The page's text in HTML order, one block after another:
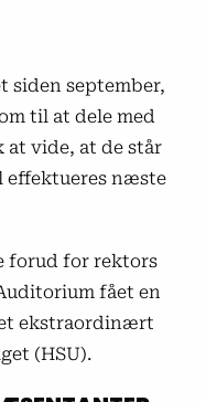
siden september,
til at dele med
at vide, at de står
effektueres næste
forud for rektors
fået en
ekstraordinært
(HSU).